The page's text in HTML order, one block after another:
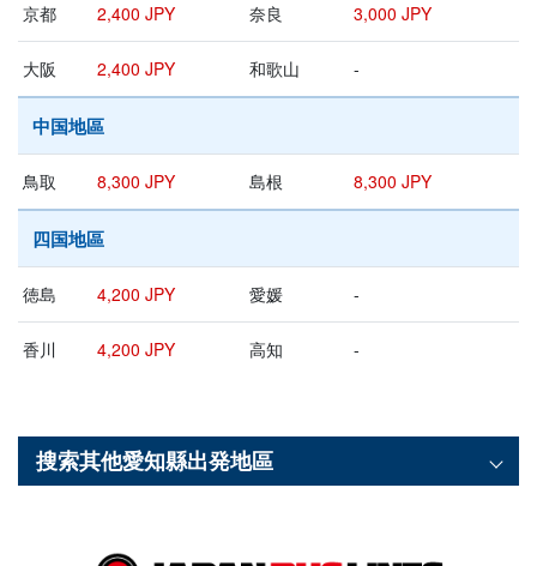
京都 2,400 JPY 奈良 3,000 JPY
大阪 2,400 JPY 和歌山 -
中国地區
鳥取 8,300 JPY 島根 8,300 JPY
四国地區
徳島 4,200 JPY 愛媛 -
香川 4,200 JPY 高知 -
搜索其他愛知縣出発地區